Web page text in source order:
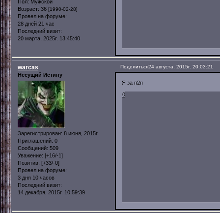
Пол: Мужской
Возраст: 36 [1990-02-28]
Провел на форуме:
28 дней 21 час
Последний визит:
20 марта, 2025г. 13:45:40
Поделиться24 августа, 2015г. 20:03:21
warcas
Несущий Истину
Зарегистрирован: 8 июня, 2015г.
Приглашений: 0
Сообщений: 509
Уважение: [+16/-1]
Позитив: [+33/-0]
Провел на форуме:
3 дня 10 часов
Последний визит:
14 декабря, 2015г. 10:59:39
Я за п2п
0